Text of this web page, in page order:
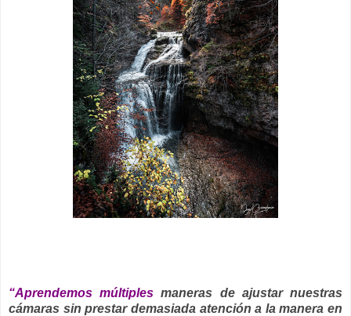
“Aprendemos múltiples maneras de ajustar nuestras
cámaras sin prestar demasiada atención a la manera en